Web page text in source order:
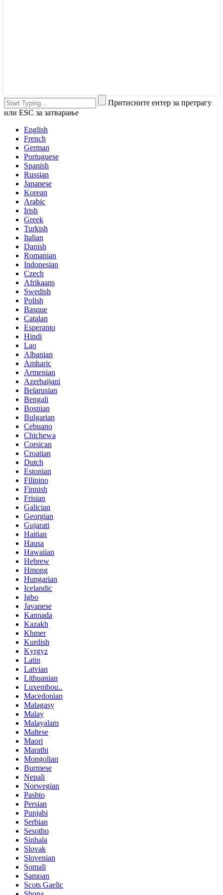
Притисните ентер за претрагу
или ESC за затварање
English
French
German
Portuguese
Spanish
Russian
Japanese
Korean
Arabic
Irish
Greek
Turkish
Italian
Danish
Romanian
Indonesian
Czech
Afrikaans
Swedish
Polish
Basque
Catalan
Esperanto
Hindi
Lao
Albanian
Amharic
Armenian
Azerbaijani
Belarusian
Bengali
Bosnian
Bulgarian
Cebuano
Chichewa
Corsican
Croatian
Dutch
Estonian
Filipino
Finnish
Frisian
Galician
Georgian
Gujarati
Haitian
Hausa
Hawaiian
Hebrew
Hmong
Hungarian
Icelandic
Igbo
Javanese
Kannada
Kazakh
Khmer
Kurdish
Kyrgyz
Latin
Latvian
Lithuanian
Luxembou..
Macedonian
Malagasy
Malay
Malayalam
Maltese
Maori
Marathi
Mongolian
Burmese
Nepali
Norwegian
Pashto
Persian
Punjabi
Serbian
Sesotho
Sinhala
Slovak
Slovenian
Somali
Samoan
Scots Gaelic